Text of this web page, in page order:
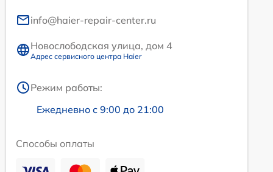
info@haier-repair-center.ru
Новослободская улица, дом 4
Адрес сервисного центра Haier
Режим работы:
Ежедневно с 9:00 до 21:00
Способы оплаты